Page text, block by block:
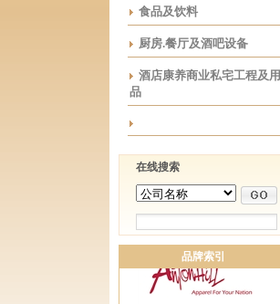
食品及饮料
厨房.餐厅及酒吧设备
酒店康养商业私宅工程及用
品
在线搜索
品牌索引